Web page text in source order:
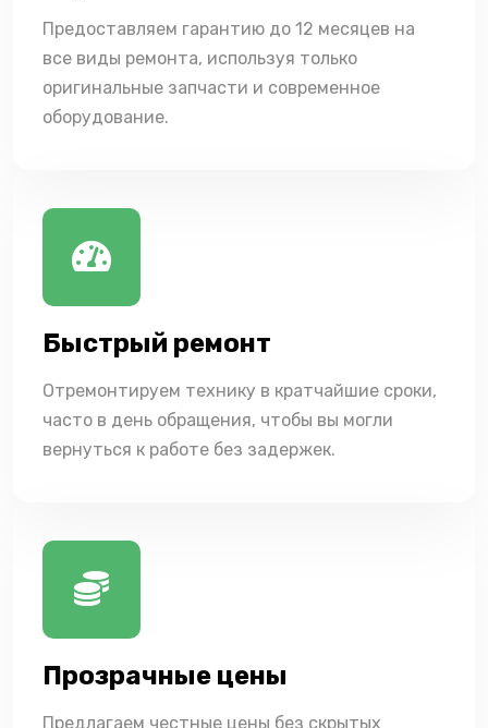
Предоставляем гарантию до 12 месяцев на
все виды ремонта, используя только
оригинальные запчасти и современное
оборудование.
Быстрый ремонт
Отремонтируем технику в кратчайшие сроки,
часто в день обращения, чтобы вы могли
вернуться к работе без задержек.
Прозрачные цены
Предлагаем честные цены без скрытых